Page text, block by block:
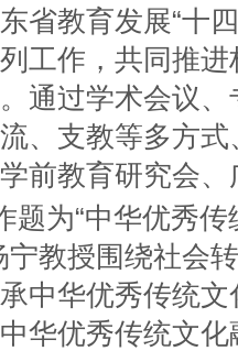
省教育发展“十
工作，共同推
通过学术会议
、支教等多方
前教育研究会
题为“中华优秀
宁教授围绕社
中华优秀传统
华优秀传统文